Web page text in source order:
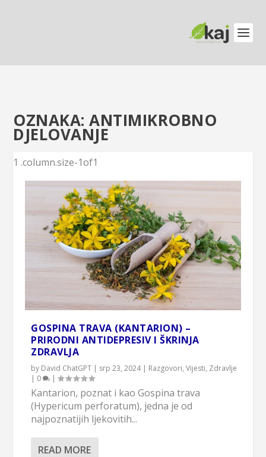
OZNAKA:ANTIMIKROBNO
DJELOVANJE
GOSPINA TRAVA (KANTARION) –
PRIRODNI ANTIDEPRESIV I ŠKRINJA
ZDRAVLJA
by David ChatGPT | srp 23, 2024| Razgovori,Vijesti, Zdravlje
| 0 |
Kantarion, poznat i kao Gospina trava
(Hypericum perforatum), jedna je od
najpoznatijih ljekovitih...
READ MORE